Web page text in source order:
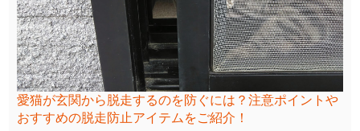
愛猫が玄関から脱走するのを防ぐには？注意ポイントや
おすすめの脱走防止アイテムをご紹介！